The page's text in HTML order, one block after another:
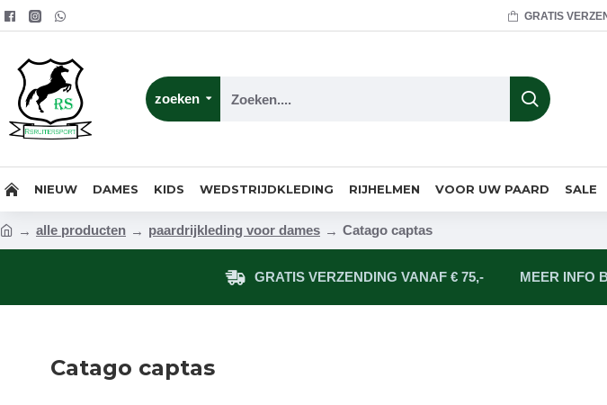
GRATIS
zoeken
NIEUW DAMES KIDS WEDSTRIJDKLEDING RIJHELMEN VOOR UW PAARD SALE
alle producten paardrijkleding voor dames Catago captas
GRATIS VERZENDING VANAF € 75,- MEER INFO
Catago captas